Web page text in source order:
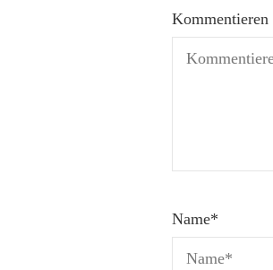
Kommentieren
Name*